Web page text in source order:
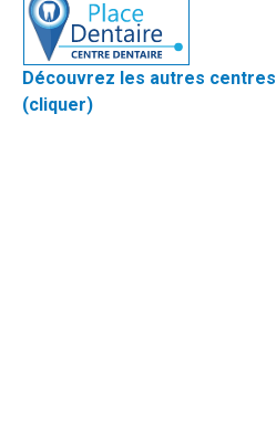
Découvrez les autres
(cliquer)